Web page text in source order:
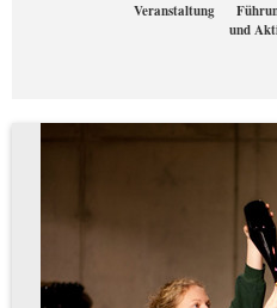
Veranstaltung
und